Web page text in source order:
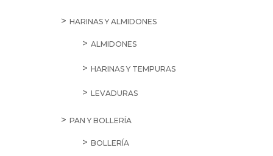
HARINAS Y ALMIDONES
ALMIDONES
HARINAS Y TEMPURAS
LEVADURAS
PAN Y BOLLERÍA
BOLLERÍA